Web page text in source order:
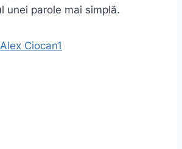
unei parole mai simplă.
Alex Ciocan1